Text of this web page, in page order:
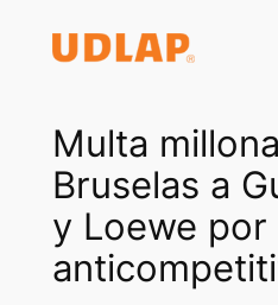
Multa
Bruselas a
y Loewe